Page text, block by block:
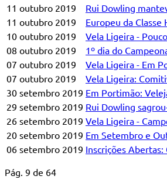
11 outubro 2019
Rui Dowling
11 outubro 2019
Europeu da
10 outubro 2019
Vela Ligeira -
08 outubro 2019
1º dia do
07 outubro 2019
Vela Ligeira - Em
07 outubro 2019
Vela Ligeira:
30 setembro 2019 Em Portimão:
29 setembro 2019 Rui Dowling
26 setembro 2019 Vela Ligeira -
20 setembro 2019 Em Setembro e
06 setembro 2019 Inscrições Abertas:
Pág. 9 de 64